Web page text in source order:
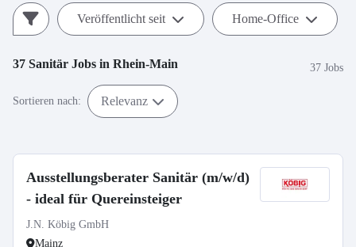
Veröffentlicht seit Home-Office
37 Sanitär Jobs in Rhein-Main 37 Jobs
Sortieren nach: Relevanz
Ausstellungsberater Sanitär (m/w/d)
- ideal für Quereinsteiger
J.N. Köbig GmbH
Mainz